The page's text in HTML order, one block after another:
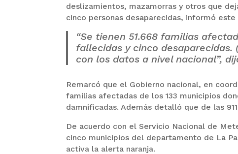
deslizamientos, mazamorras y otros que
cinco personas desaparecidas, informó
“Se tienen 51.668 familias
fallecidas y cinco
con los datos a nivel nacional”,
Remarcó que el Gobierno nacional, en
familias afectadas de los 133 municipios
damnificadas. Además detalló que de las
De acuerdo con el Servicio Nacional de
cinco municipios del departamento de La
activa la alerta naranja.